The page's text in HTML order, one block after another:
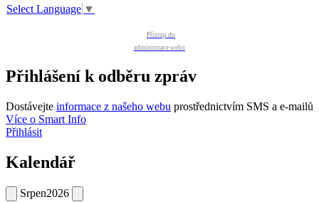
Select Language ▼
Přístup do
administrace webu
Přihlášení k odběru zpráv
Dostávejte informace z našeho webu prostřednictvím SMS a e-mailů
Více o Smart Info
Přihlásit
Kalendář
Srpen2026